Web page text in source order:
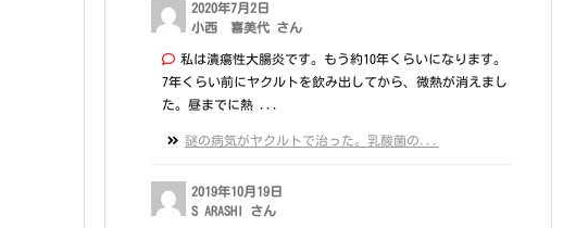
2020年7月2日
小西 喜美代 さん
私は潰瘍性大腸炎です。もう約10年くらいになります。
7年くらい前にヤクルトを飲み出してから、微熱が消えまし
た。昼までに熱 ...
謎の病気がヤクルトで治った。乳酸菌の...
2019年10月19日
S ARASHI さん